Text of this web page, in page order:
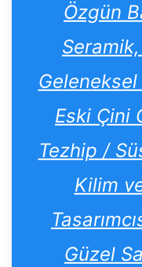
Özgün
Seramik,
Geleneksel
Eski Çini
Tezhip /
Kilim
Güzel